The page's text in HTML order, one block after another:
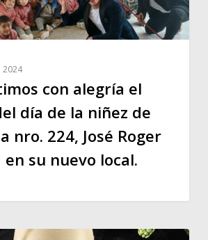
2024
con alegría el
día de la niñez de
nro. 224, José Roger
en su nuevo local.